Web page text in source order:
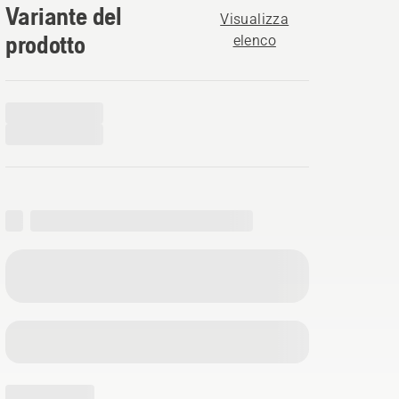
Variante del
prodotto
Visualizza
elenco